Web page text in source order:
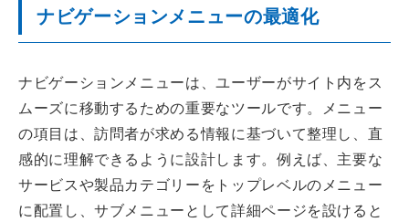
ナビゲーションメニューの最適化
ナビゲーションメニューは、ユーザーがサイト内をス
ムーズに移動するための重要なツールです。メニュー
の項目は、訪問者が求める情報に基づいて整理し、直
感的に理解できるように設計します。例えば、主要な
サービスや製品カテゴリーをトップレベルのメニュー
に配置し、サブメニューとして詳細ページを設けると